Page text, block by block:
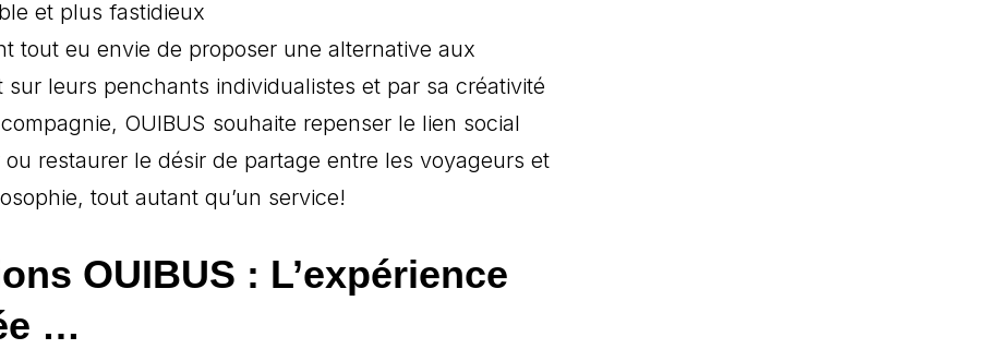
et plus fastidieux
tout eu envie de proposer une alternative aux
leurs penchants individualistes et par sa créativité
OUIBUS souhaite repenser le lien social
restaurer le désir de partage entre les voyageurs et
tout autant qu’un service!
OUIBUS : L’expérience
…